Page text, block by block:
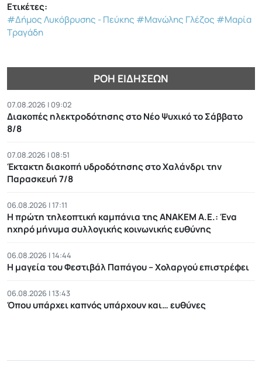
Ετικέτες:
#Δήμος Λυκόβρυσης - Πεύκης #Μανώλης Γλέζος #Μαρία
Τραγάδη
ΡΟΉ ΕΙΔΉΣΕΩΝ
07.08.2026 | 09:02
Διακοπές ηλεκτροδότησης στο Νέο Ψυχικό το Σάββατο
8/8
07.08.2026 | 08:51
Έκτακτη διακοπή υδροδότησης στο Χαλάνδρι την
Παρασκευή 7/8
06.08.2026 | 17:11
Η πρώτη τηλεοπτική καμπάνια της ΑΝΑΚΕΜ Α.Ε.: Ένα
ηχηρό μήνυμα συλλογικής κοινωνικής ευθύνης
06.08.2026 | 14:44
Η μαγεία του Φεστιβάλ Παπάγου – Χολαργού επιστρέφει
06.08.2026 | 13:43
Όπου υπάρχει καπνός υπάρχουν και… ευθύνες